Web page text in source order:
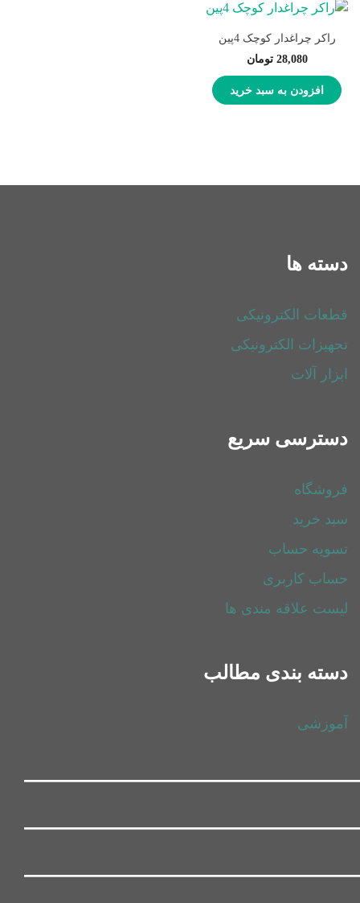
راکر چراغدار کوچک 4پین
28,080 تومان
افزودن به سبد خرید
دسته ها
قطعات الکترونیکی
تجهیزات الکترونیکی
ابزار آلات
دسترسی سریع
فروشگاه
سبد خرید
تسویه حساب
حساب کاربری
لیست علاقه مندی ها
دسته بندی مطالب
آموزشی